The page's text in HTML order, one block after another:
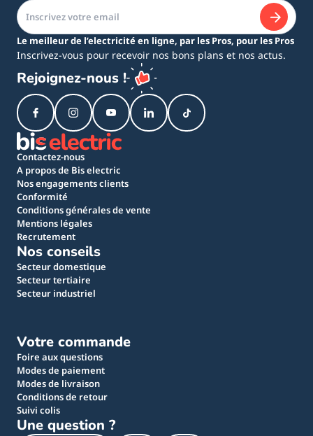
Le meilleur de l’electricité en ligne, par les Pros, pour les Pros
Inscrivez-vous pour recevoir nos bons plans et nos actus.
Rejoignez-nous !
Contactez-nous
A propos de Bis electric
Nos engagements clients
Conformité
Conditions générales de vente
Mentions légales
Recrutement
Nos conseils
Secteur domestique
Secteur tertiaire
Secteur industriel
Votre commande
Foire aux questions
Modes de paiement
Modes de livraison
Conditions de retour
Suivi colis
Une question ?